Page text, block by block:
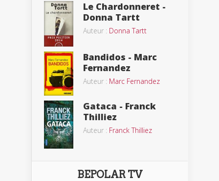
Le Chardonneret -
Donna Tartt
Auteur : Donna Tartt
Bandidos - Marc
Fernandez
Auteur : Marc Fernandez
Gataca - Franck
Thilliez
Auteur : Franck Thilliez
BEPOLAR TV